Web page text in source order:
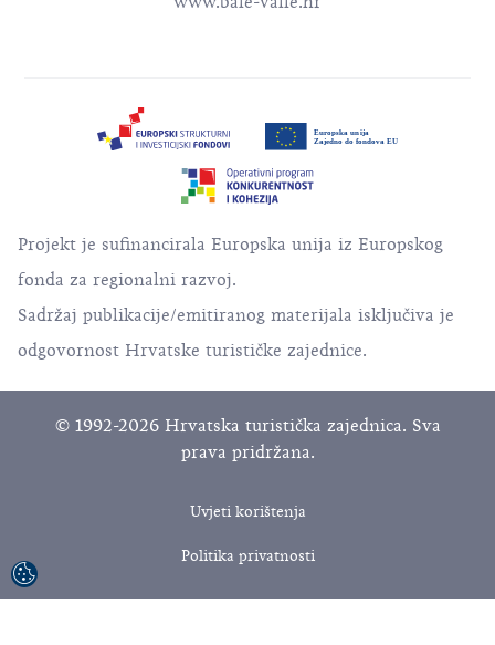
Projekt je sufinancirala Europska unija iz Europskog
fonda za regionalni razvoj.
Sadržaj publikacije/emitiranog materijala isključiva je
odgovornost Hrvatske turističke zajednice.
© 1992-2026 Hrvatska turistička zajednica. Sva
prava pridržana.
Uvjeti korištenja
Politika privatnosti